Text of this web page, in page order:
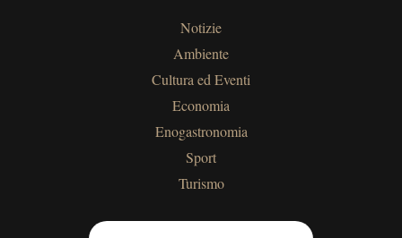
Notizie
Ambiente
Cultura ed Eventi
Economia
Enogastronomia
Sport
Turismo